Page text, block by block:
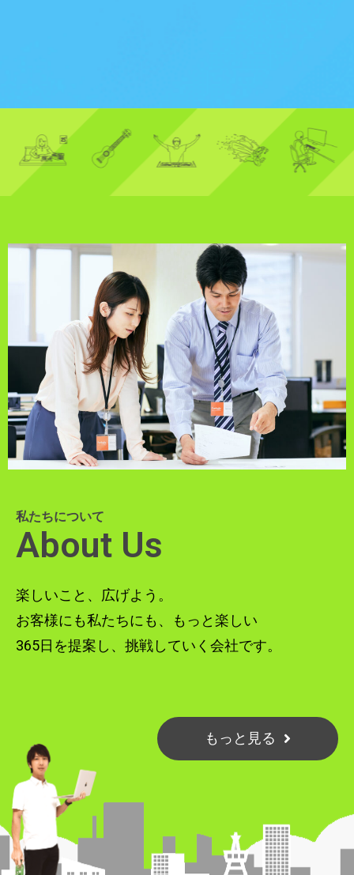
私たちについて
About Us
楽しいこと、広げよう。
お客様にも私たちにも、もっと楽しい
365日を提案し、挑戦していく会社です。
もっと見る